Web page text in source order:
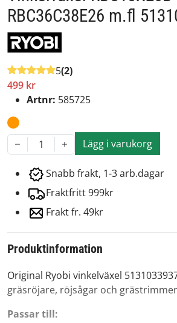
RBC36C38E26 m.fl
5(2)
499 kr
Artnr: 585725
1 Lägg i varukorg
Snabb frakt, 1-3 arb.dagar
Fraktfritt 999kr
Frakt fr. 49kr
Produktinformation
Original Ryobi vinkelväxel
gräsröjare, röjsågar och
Passar till: